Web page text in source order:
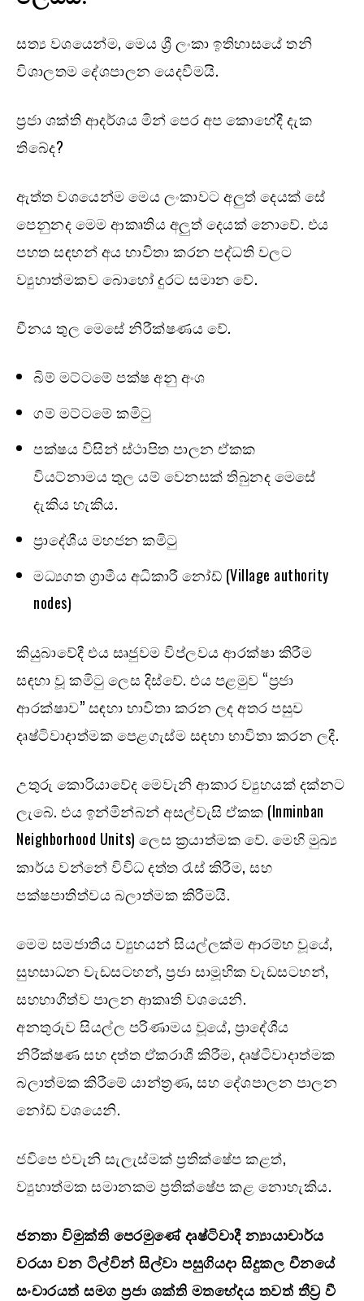
සත්‍ය වශයෙන්ම, මෙය ශ්‍රී ලංකා ඉතිහාසයේ තනි
විශාලතම දේශපාලන යෙදවීමයි.
ප්‍රජා ශක්ති ආදර්ශය මින් පෙර අප කොහේදී දැක
තිබේද?
ඇත්ත වශයෙන්ම මෙය ලංකාවට අලුත් දෙයක් සේ
පෙනුනද මෙම ආකෘතිය අලුත් දෙයක් නොවේ. එය
පහත සඳහන් අය භාවිතා කරන පද්ධති වලට
ව්‍යුහාත්මකව බොහෝ දුරට සමාන වේ.
චීනය තුල මෙසේ නිරීක්ෂණය වේ.
බිම් මට්ටමේ පක්ෂ අනු අංශ
ගම් මට්ටමේ කමිටු
පක්ෂය විසින් ස්ථාපිත පාලන ඒකක
වියට්නාමය තුල යම් වෙනසක් තිබුනද මෙසේ
දැකිය හැකිය.
ප්‍රාදේශීය මහජන කමිටු
මධ්‍යගත ග්‍රාමීය අධිකාරී නෝඩ් (Village authority
nodes)
කියුබාවේදී එය සෘජුවම විප්ලවය ආරක්ෂා කිරීම
සඳහා වූ කමිටු ලෙස දිස්වේ. එය පළමුව “ප්‍රජා
ආරක්ෂාව” සඳහා භාවිතා කරන ලද අතර පසුව
දෘෂ්ටිවාදාත්මක පෙළගැස්ම සඳහා භාවිතා කරන ලදී.
උතුරු කොරියාවේද මෙවැනි ආකාර ව්‍යුහයක් දක්නට
ලැබේ. එය ඉන්මින්බන් අසල්වැසි ඒකක (Inminban
Neighborhood Units) ලෙස ක්‍රයාත්මක වේ. මෙහි මුඛ්‍ය
කාර්ය වන්නේ විවිධ දත්ත රැස් කිරීම, සහ
පක්ෂපාතිත්වය බලාත්මක කිරීමයි.
මෙම සමජාතීය ව්‍යුහයන් සියල්ලක්ම ආරම්භ වූයේ,
සුභසාධන වැඩසටහන්, ප්‍රජා සාමූහික වැඩසටහන්,
සහභාගීත්ව පාලන ආකෘති වශයෙනි.
අනතුරුව සියල්ල පරිණාමය වූයේ, ප්‍රාදේශීය
නිරීක්ෂණ සහ දත්ත ඒකරාශී කිරීම, දෘෂ්ටිවාදාත්මක
බලාත්මක කිරීමේ යාන්ත්‍රණ, සහ දේශපාලන පාලන
නෝඩ් වශයෙනි.
ජවිපෙ එවැනි සැලැස්මක් ප්‍රතික්ෂේප කළත්,
ව්‍යුහාත්මක සමානකම ප්‍රතික්ෂේප කළ නොහැකිය.
ජනතා විමුක්ති පෙරමුණේ දෘෂ්ටිවාදී න්‍යායාචාර්ය
වරයා වන ටිල්වින් සිල්වා පසුගියදා සිදුකල චීනයේ
සංචාරයත් සමග ප්‍රජා ශක්ති මතභේදය තවත් තීව්‍ර වී